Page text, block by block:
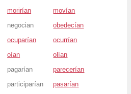
morirían
movían
negocian
obedecían
ocuparían
ocurrían
oían
olían
pagarían
parecerían
participarían
pasarían